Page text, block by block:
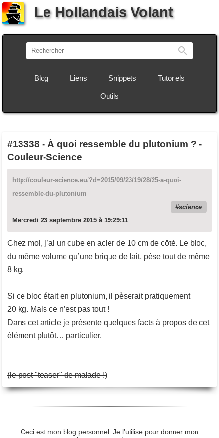
Le Hollandais Volant
Blog Liens Snippets Tutoriels
Outils
#13338 - À quoi ressemble du plutonium ? -
Couleur-Science
http://couleur-science.eu/?d=2015/09/23/19/28/25-a-quoi-
ressemble-du-plutonium
science
Mercredi 23 septembre 2015 à 19:29:11
Chez moi, j’ai un cube en acier de 10 cm de côté. Le bloc,
du même volume qu’une brique de lait, pèse tout de même
8 kg.
Si ce bloc était en plutonium, il pèserait pratiquement
20 kg. Mais ce n’est pas tout !
Dans cet article je présente quelques facts à propos de cet
élément plutôt… particulier.
(le post "teaser" de malade !)
Ceci est mon blog personnel. Je l’utilise pour donner mon